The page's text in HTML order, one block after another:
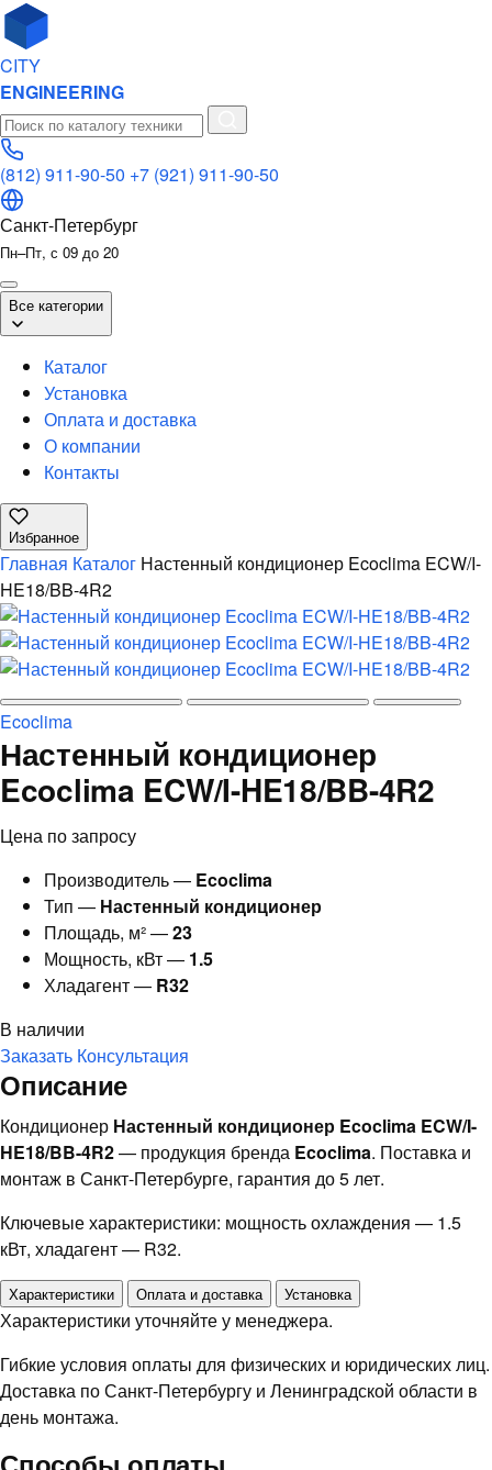
CITY
ENGINEERING
(812) 911-90-50 +7 (921) 911-90-50
Санкт-Петербург
Пн–Пт, с 09 до 20
Все категории
Каталог
Установка
Оплата и доставка
О компании
Контакты
Избранное
Главная Каталог Настенный кондиционер Ecoclima ECW/I-
HE18/BB-4R2
Ecoclima
Настенный кондиционер
Ecoclima ECW/I-HE18/BB-4R2
Цена по запросу
Производитель — Ecoclima
Тип — Настенный кондиционер
Площадь, м² —23
Мощность, кВт — 1.5
Хладагент — R32
В наличии
Заказать Консультация
Описание
Кондиционер Настенный кондиционер Ecoclima ECW/I-
HE18/BB-4R2— продукция бренда Ecoclima. Поставка и
монтаж в Санкт-Петербурге, гарантия до 5 лет.
Ключевые характеристики: мощность охлаждения — 1.5
кВт, хладагент — R32.
Характеристики Оплата и доставка Установка
Характеристики уточняйте у менеджера.
Гибкие условия оплаты для физических и юридических лиц.
Доставка по Санкт-Петербургу и Ленинградской области в
день монтажа.